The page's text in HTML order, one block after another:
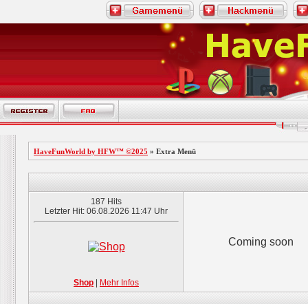
HaveFunWorld by HFW™ ©2025 » Extra Menü
187 Hits
Letzter Hit: 06.08.2026 11:47 Uhr
Shop Mehr Infos
Coming soon